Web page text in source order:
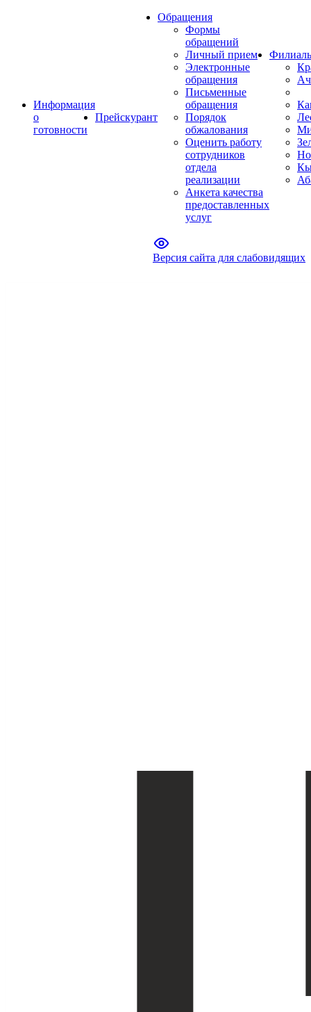
Информация
о
готовности
Прейскурант
Обращения
Формы
обращений
Личный прием
Электронные
обращения
Письменные
обращения
Порядок
обжалования
Оценить работу
сотрудников
отдела
реализации
Анкета качества
предоставленных
услуг
Версия сайта для слабовидящих